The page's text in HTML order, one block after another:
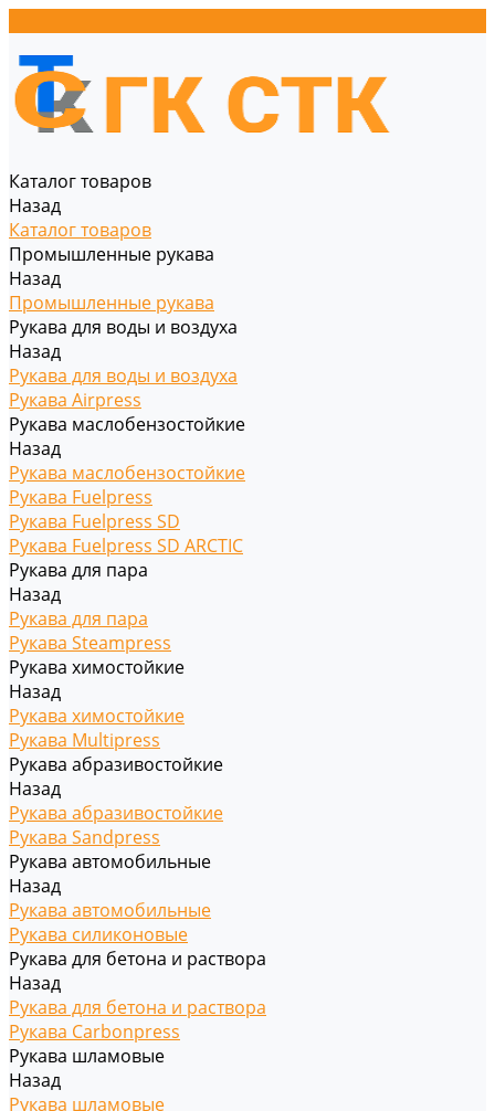
Каталог товаров
Назад
Каталог товаров
Промышленные рукава
Назад
Промышленные рукава
Рукава для воды и воздуха
Назад
Рукава для воды и воздуха
Рукава Airpress
Рукава маслобензостойкие
Назад
Рукава маслобензостойкие
Рукава Fuelpress
Рукава Fuelpress SD
Рукава Fuelpress SD ARCTIC
Рукава для пара
Назад
Рукава для пара
Рукава Steampress
Рукава химостойкие
Назад
Рукава химостойкие
Рукава Multipress
Рукава абразивостойкие
Назад
Рукава абразивостойкие
Рукава Sandpress
Рукава автомобильные
Назад
Рукава автомобильные
Рукава силиконовые
Рукава для бетона и раствора
Назад
Рукава для бетона и раствора
Рукава Carbonpress
Рукава шламовые
Назад
Рукава шламовые